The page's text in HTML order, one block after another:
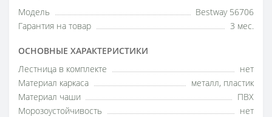
Модель
Bestway 56706
Гарантия на товар
3 мес.
ОСНОВНЫЕ ХАРАКТЕРИСТИКИ
Лестница в комплекте
нет
Материал каркаса
металл, пластик
Материал чаши
ПВХ
Морозоустойчивость
нет